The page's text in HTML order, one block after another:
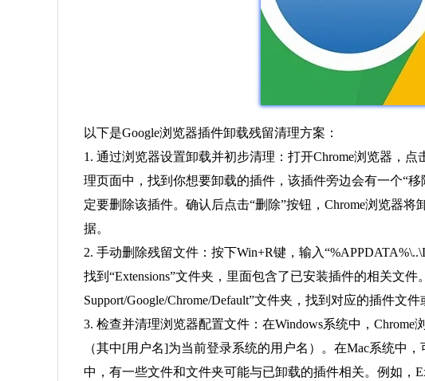
以下是Google浏览器插件卸载残留清理方案：
1. 通过浏览器设置卸载并初步清理：打开Chrome浏览器，
理页面中，找到你想要卸载的插件，该插件旁边会有一个“
定要删除该插件。确认后点击“删除”按钮，Chrome浏览器
据。
2. 手动删除残留文件：按下Win+R键，输入
找到“Extensions”文件夹，里面包含了已安装插件的相关文
Support/Google/Chrome/Default”文件夹，找到对应的插件文件
3. 检查并清理浏览器配置文件：在Windows系统中，Chrome
（其中[用户名]为当前登录系统的用户名）。在Mac系统中
中，有一些文件和文件夹可能与已卸载的插件相关。例如，